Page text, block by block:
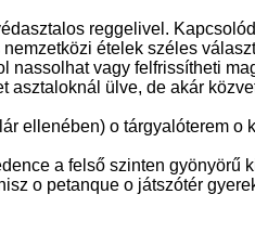
reggelivel.
ételek széles
nassolhat vagy felfrissítheti
asztaloknál ülve, de akár
ellenében) o tárgyalóterem o
a felső szinten gyönyörű
o petanque o játszótér